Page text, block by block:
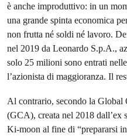
è anche improduttivo: in un
una grande spinta economica
non frutta né soldi né lavoro.
nel 2019 da Leonardo S.p.A.,
solo 25 milioni sono entrati
l’azionista di maggioranza. Il
Al contrario, secondo la Global
(GCA), creata nel 2018 dall’ex
Ki-moon al fine di “prepararsi